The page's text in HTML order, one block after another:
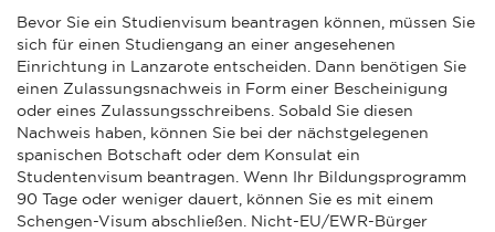
Bevor Sie ein Studienvisum beantragen können, müssen Sie
sich für einen Studiengang an einer angesehenen
Einrichtung in Lanzarote entscheiden. Dann benötigen Sie
einen Zulassungsnachweis in Form einer Bescheinigung
oder eines Zulassungsschreibens. Sobald Sie diesen
Nachweis haben, können Sie bei der nächstgelegenen
spanischen Botschaft oder dem Konsulat ein
Studentenvisum beantragen. Wenn Ihr Bildungsprogramm
90 Tage oder weniger dauert, können Sie es mit einem
Schengen-Visum abschließen. Nicht-EU/EWR-Bürger